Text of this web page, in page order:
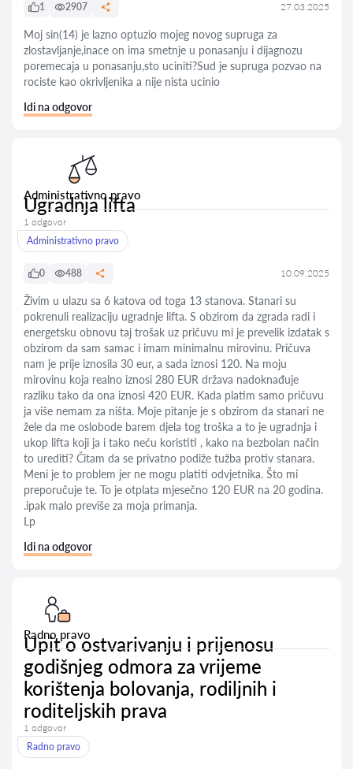
1 2907 27.03.2025
Moj sin(14) je lazno optuzio mojeg novog supruga za
zlostavljanje,inace on ima smetnje u ponasanju i dijagnozu
poremecaja u ponasanju,sto uciniti?Sud je supruga pozvao na
rociste kao okrivljenika a nije nista ucinio
Idi na odgovor
Administrativno pravo
Ugradnja lifta
1 odgovor
Administrativno pravo
0 488 10.09.2025
Živim u ulazu sa 6 katova od toga 13 stanova. Stanari su
pokrenuli realizaciju ugradnje lifta. S obzirom da zgrada radi i
energetsku obnovu taj trošak uz pričuvu mi je prevelik izdatak s
obzirom da sam samac i imam minimalnu mirovinu. Pričuva
nam je prije iznosila 30 eur, a sada iznosi 120. Na moju
mirovinu koja realno iznosi 280 EUR država nadoknađuje
razliku tako da ona iznosi 420 EUR. Kada platim samo pričuvu
ja više nemam za ništa. Moje pitanje je s obzirom da stanari ne
žele da me oslobode barem djela tog troška a to je ugradnja i
ukop lifta koji ja i tako neću koristiti , kako na bezbolan način
to urediti? Čitam da se privatno podiže tužba protiv stanara.
Meni je to problem jer ne mogu platiti odvjetnika. Što mi
preporučuje te. To je otplata mjesečno 120 EUR na 20 godina.
.ipak malo previše za moja primanja.
Lp
Idi na odgovor
Radno pravo
Upit o ostvarivanju i prijenosu
godišnjeg odmora za vrijeme
korištenja bolovanja, rodiljnih i
roditeljskih prava
1 odgovor
Radno pravo